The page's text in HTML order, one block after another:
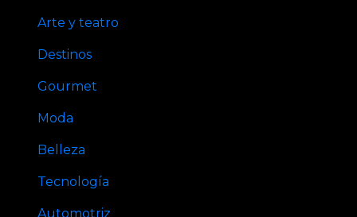
Arte y teatro
Destinos
Gourmet
Moda
Belleza
Tecnología
Automotriz